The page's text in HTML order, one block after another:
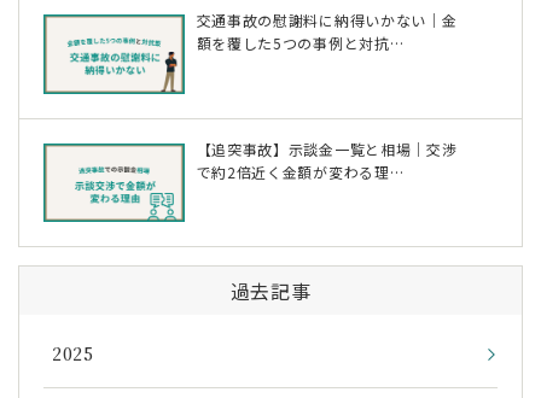
交通事故の慰謝料に納得いかない｜金
額を覆した5つの事例と対抗…
【追突事故】示談金一覧と相場｜交渉
で約2倍近く金額が変わる理…
過去記事
2025